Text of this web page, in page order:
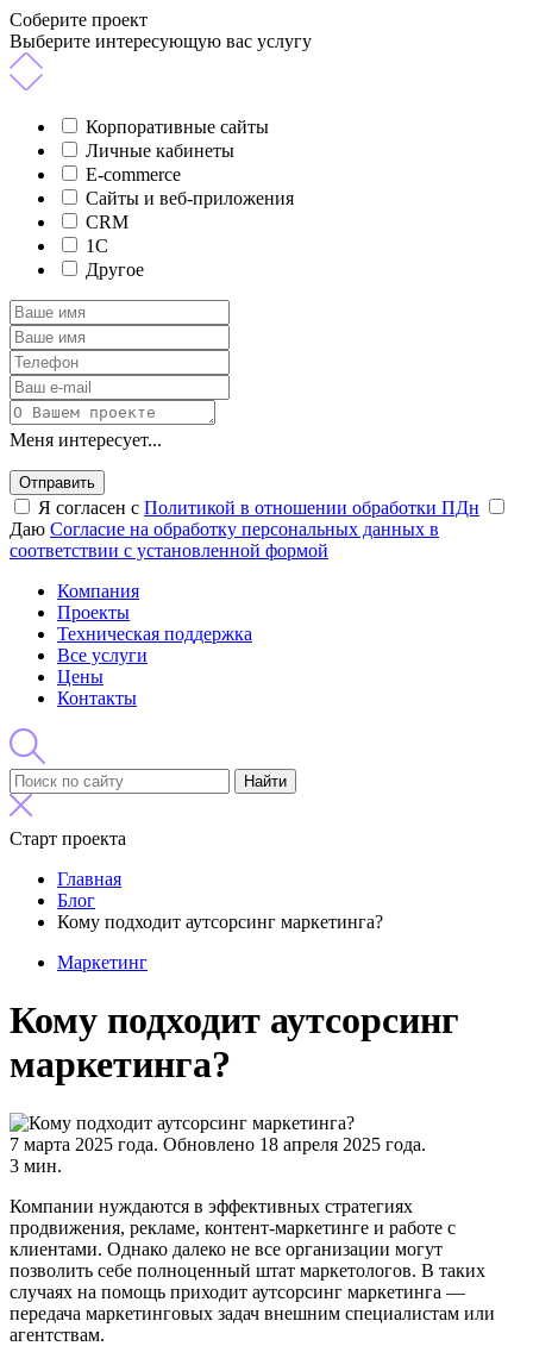
Соберите проект
Выберите интересующую вас услугу
Корпоративные сайты
Личные кабинеты
E-commerce
Сайты и веб-приложения
CRM
1C
Другое
Меня интересует...
Отправить
Я согласен с Политикой в отношении обработки ПДн
Даю Согласие на обработку персональных данных в
соответствии с установленной формой
Компания
Проекты
Техническая поддержка
Все услуги
Цены
Контакты
Найти
Старт проекта
Главная
Блог
Кому подходит аутсорсинг маркетинга?
Маркетинг
Кому подходит аутсорсинг
маркетинга?
7 марта 2025 года. Обновлено 18 апреля 2025 года.
3 мин.
Компании нуждаются в эффективных стратегиях
продвижения, рекламе, контент-маркетинге и работе с
клиентами. Однако далеко не все организации могут
позволить себе полноценный штат маркетологов. В таких
случаях на помощь приходит аутсорсинг маркетинга —
передача маркетинговых задач внешним специалистам или
агентствам.